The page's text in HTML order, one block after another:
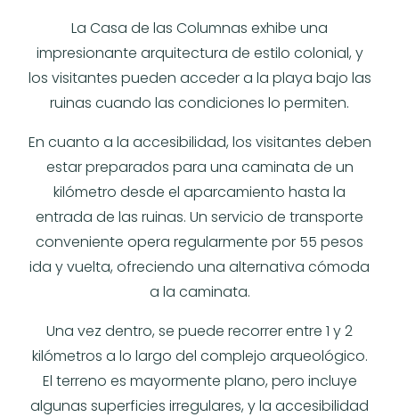
La Casa de las Columnas exhibe una
impresionante arquitectura de estilo colonial, y
los visitantes pueden acceder a la playa bajo las
ruinas cuando las condiciones lo permiten.
En cuanto a la accesibilidad, los visitantes deben
estar preparados para una caminata de un
kilómetro desde el aparcamiento hasta la
entrada de las ruinas. Un servicio de transporte
conveniente opera regularmente por 55 pesos
ida y vuelta, ofreciendo una alternativa cómoda
a la caminata.
Una vez dentro, se puede recorrer entre 1 y 2
kilómetros a lo largo del complejo arqueológico.
El terreno es mayormente plano, pero incluye
algunas superficies irregulares, y la accesibilidad